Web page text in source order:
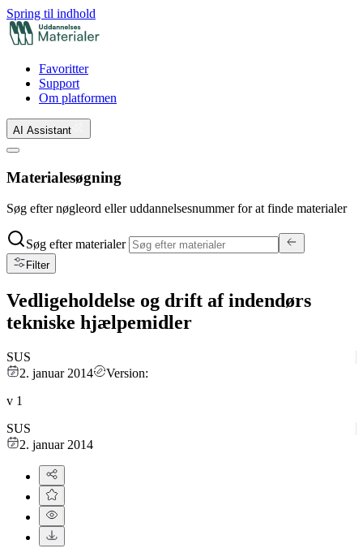
Spring til indhold
Favoritter
Support
Om platformen
AI Assistant
Materialesøgning
Søg efter nøgleord eller uddannelsesnummer for at finde materialer
Søg efter materialer
Filter
Vedligeholdelse og drift af indendørs
tekniske hjælpemidler
SUS
2. januar 2014
Version:
v 1
SUS
2. januar 2014